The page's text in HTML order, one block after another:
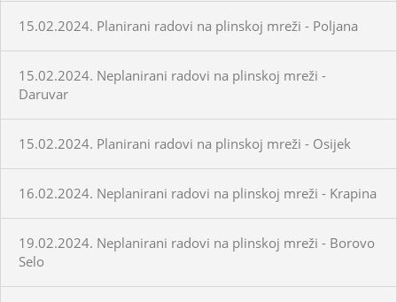
15.02.2024. Planirani radovi na plinskoj mreži - Poljana
15.02.2024. Neplanirani radovi na plinskoj mreži -
Daruvar
15.02.2024. Planirani radovi na plinskoj mreži - Osijek
16.02.2024. Neplanirani radovi na plinskoj mreži - Krapina
19.02.2024. Neplanirani radovi na plinskoj mreži - Borovo
Selo